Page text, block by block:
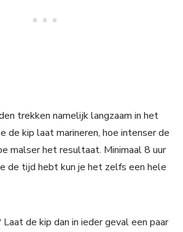
trekken namelijk langzaam in het
de kip laat marineren, hoe intenser de
malser het resultaat. Minimaal 8 uur
de tijd hebt kun je het zelfs een hele
de kip dan in ieder geval een paar